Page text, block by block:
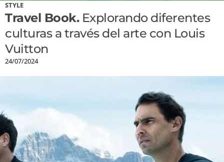
STYLE
Travel Book.Explorando diferentes
culturas a través del arte con Louis
Vuitton
24/07/2024